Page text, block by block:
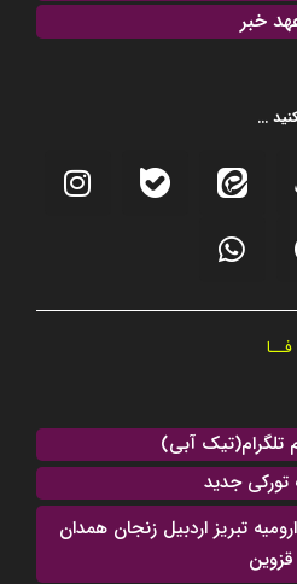
خبر
...
تلگرام(تیک آبی)
جدید
تبریز اردبیل زنجان همدان
قزوین